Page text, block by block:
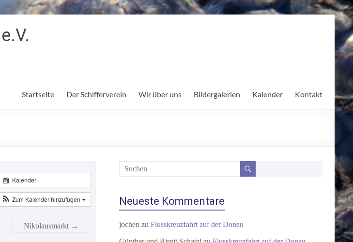
Startseite Der Schifferverein Wir über uns Bildergalerien Kalender Kontakt
Kalender
Zum Kalender hinzufügen
Nikolausmarkt →
Neueste Kommentare
jochen zu Flusskreuzfahrt auf der Donau